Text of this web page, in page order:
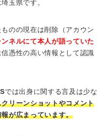
玉県です。
のの現在は削除（アカウン
ネルにて本人が語っていた
憑性の高い情報として認識
では出身に関する言及は少な
リーンショットやコメント
が広まっています。